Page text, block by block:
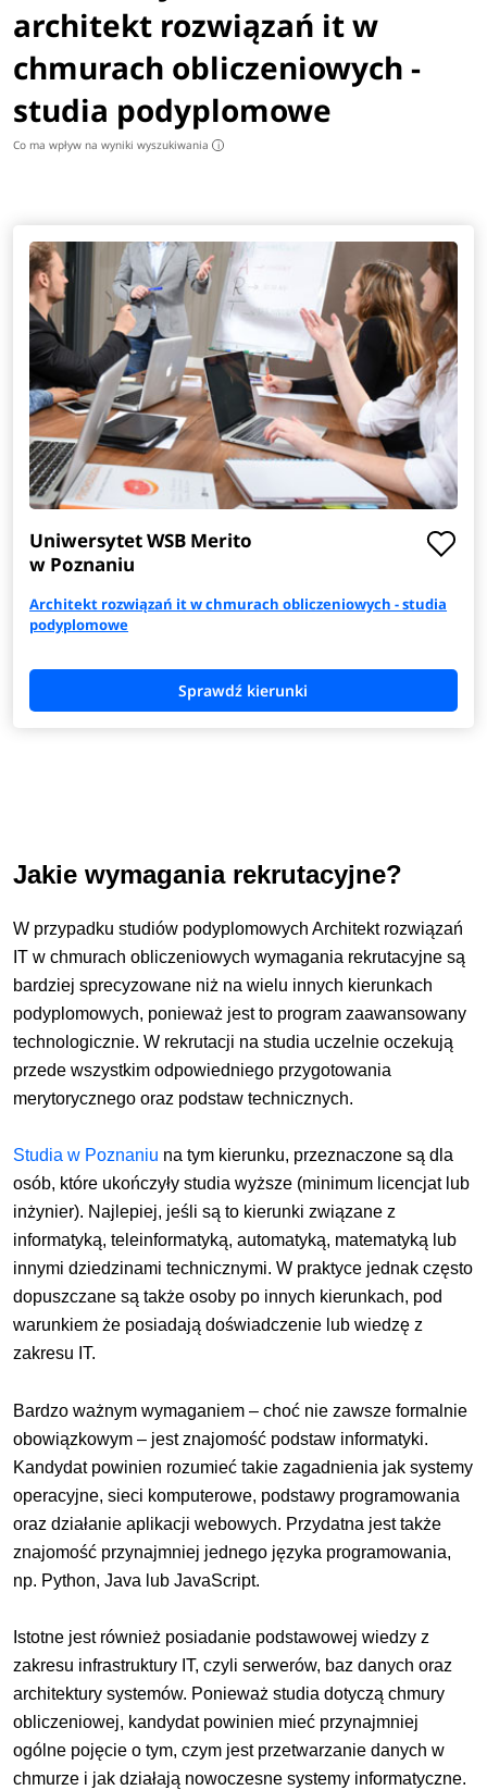
architekt rozwiązań it w
chmurach obliczeniowych -
studia podyplomowe
Co ma wpływ na wyniki wyszukiwania i
Uniwersytet WSB Merito
w Poznaniu
Architekt rozwiązań it w chmurach obliczeniowych - studia
podyplomowe
Jakie wymagania rekrutacyjne?
W przypadku studiów podyplomowych Architekt rozwiązań
IT w chmurach obliczeniowych wymagania rekrutacyjne są
bardziej sprecyzowane niż na wielu innych kierunkach
podyplomowych, ponieważ jest to program zaawansowany
technologicznie. W rekrutacji na studia uczelnie oczekują
przede wszystkim odpowiedniego przygotowania
merytorycznego oraz podstaw technicznych.
Studia w Poznaniu na tym kierunku, przeznaczone są dla
osób, które ukończyły studia wyższe (minimum licencjat lub
inżynier). Najlepiej, jeśli są to kierunki związane z
informatyką, teleinformatyką, automatyką, matematyką lub
innymi dziedzinami technicznymi. W praktyce jednak często
dopuszczane są także osoby po innych kierunkach, pod
warunkiem że posiadają doświadczenie lub wiedzę z
zakresu IT.
Bardzo ważnym wymaganiem – choć nie zawsze formalnie
obowiązkowym – jest znajomość podstaw informatyki.
Kandydat powinien rozumieć takie zagadnienia jak systemy
operacyjne, sieci komputerowe, podstawy programowania
oraz działanie aplikacji webowych. Przydatna jest także
znajomość przynajmniej jednego języka programowania,
np. Python, Java lub JavaScript.
Istotne jest również posiadanie podstawowej wiedzy z
zakresu infrastruktury IT, czyli serwerów, baz danych oraz
architektury systemów. Ponieważ studia dotyczą chmury
obliczeniowej, kandydat powinien mieć przynajmniej
ogólne pojęcie o tym, czym jest przetwarzanie danych w
chmurze i jak działają nowoczesne systemy informatyczne.